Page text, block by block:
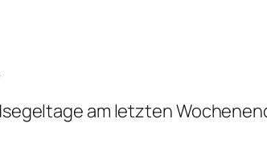
am letzten